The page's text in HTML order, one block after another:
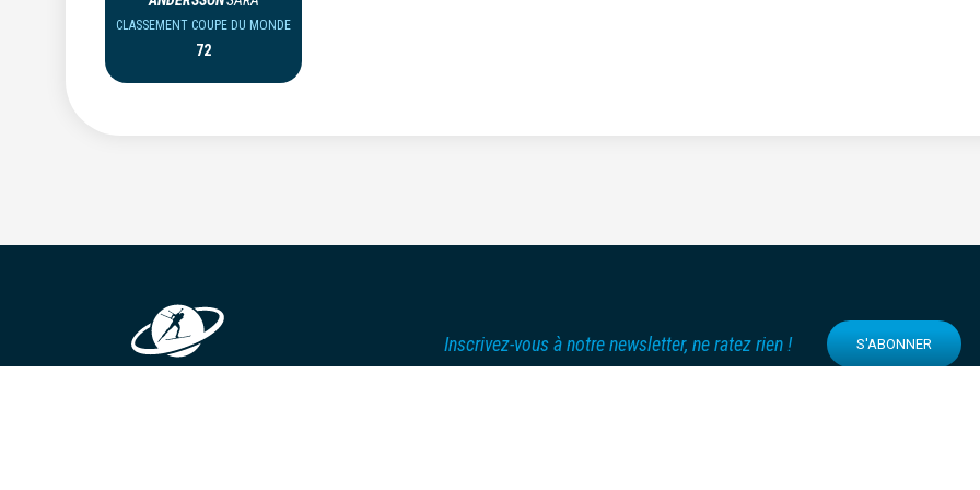
CLASSEMENT COUPE DU MONDE
72
Inscrivez-vous à notre newsletter, ne ratez rien ! S'ABONNER